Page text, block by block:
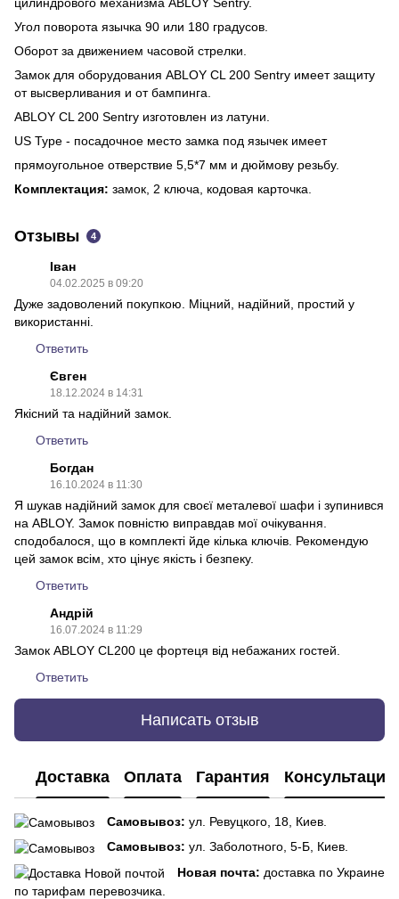
Угол поворота язычка 90 или 180 градусов.
Оборот за движением часовой стрелки.
Замок для оборудования ABLOY CL 200 Sentry имеет защиту
от высверливания и от бампинга.
ABLOY CL 200 Sentry изготовлен из латуни.
US Type - посадочное место замка под язычек имеет
прямоугольное отверствие 5,5*7 мм и дюймову резьбу.
Комплектация: замок, 2 ключа, кодовая карточка.
Отзывы 4
Іван
04.02.2025 в 09:20
Дуже задоволений покупкою. Міцний, надійний, простий у
використанні.
Ответить
Євген
18.12.2024 в 14:31
Якісний та надійний замок.
Ответить
Богдан
16.10.2024 в 11:30
Я шукав надійний замок для своєї металевої шафи і зупинився
на ABLOY. Замок повністю виправдав мої очікування.
сподобалося, що в комплекті йде кілька ключів. Рекомендую
цей замок всім, хто цінує якість і безпеку.
Ответить
Андрій
16.07.2024 в 11:29
Замок ABLOY CL200 це фортеця від небажаних гостей.
Ответить
Написать отзыв
Доставка Оплата Гарантия Консультация
Самовывоз: ул. Ревуцкого, 18, Киев.
Самовывоз: ул. Заболотного, 5-Б, Киев.
Новая почта: доставка по Украине
по тарифам перевозчика.